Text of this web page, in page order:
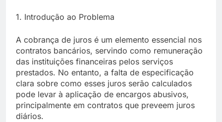
1. Introdução ao Problema
A cobrança de juros é um elemento essencial nos
contratos bancários, servindo como remuneração
das instituições financeiras pelos serviços
prestados. No entanto, a falta de especificação
clara sobre como esses juros serão calculados
pode levar à aplicação de encargos abusivos,
principalmente em contratos que preveem juros
diários.